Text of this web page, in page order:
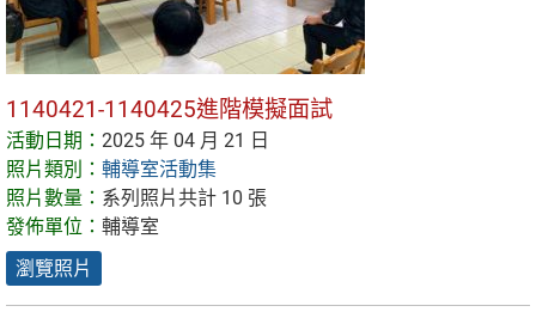
1140421-1140425進階模擬面試
活動日期： 2025 年 04 月 21 日
照片類別： 輔導室活動集
照片數量： 系列照片共計 10 張
發佈單位： 輔導室
瀏覽照片